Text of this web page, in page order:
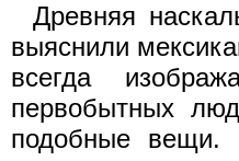
Древняя
выяснили
всегда
первобытных
подобные вещи.